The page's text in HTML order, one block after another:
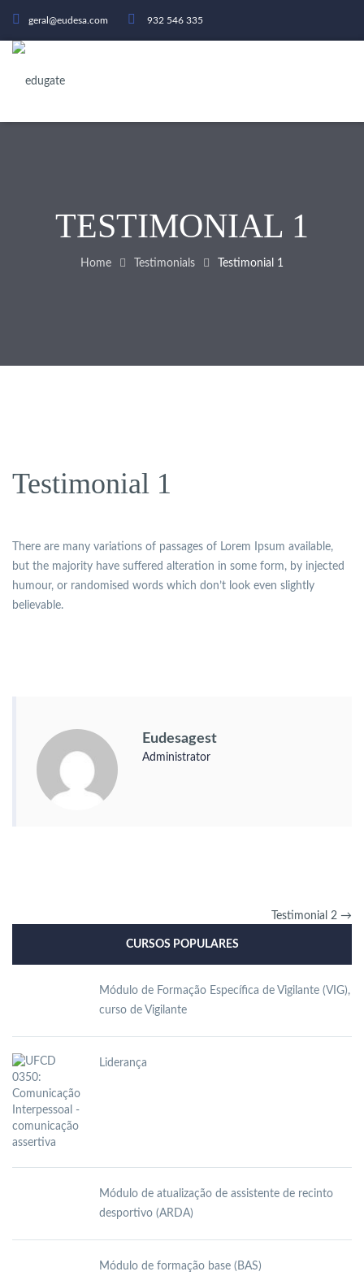
geral@eudesa.com 932 546 335
TESTIMONIAL 1
Home Testimonials Testimonial 1
Testimonial 1
There are many variations of passages of Lorem Ipsum available,
but the majority have suffered alteration in some form, by injected
humour, or randomised words which don’t look even slightly
believable.
Eudesagest
Administrator
Testimonial 2 →
CURSOS POPULARES
Módulo de Formação Específica de Vigilante (VIG),
curso de Vigilante
Liderança
Módulo de atualização de assistente de recinto
desportivo (ARDA)
Módulo de formação base (BAS)